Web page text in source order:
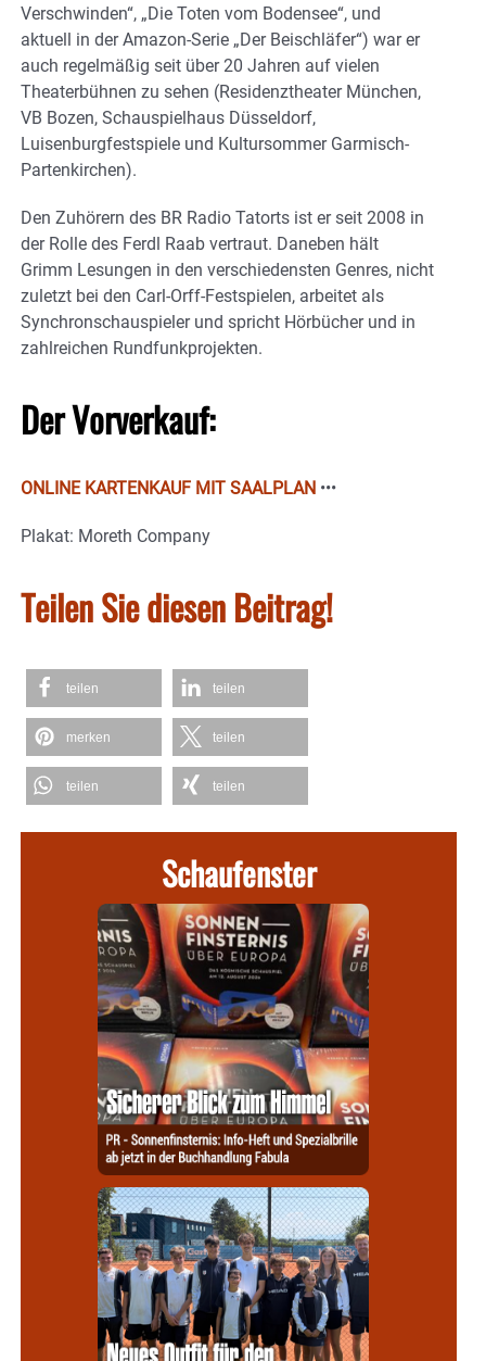
Verschwinden“, „Die Toten vom Bodensee“, und
aktuell in der Amazon-Serie „Der Beischläfer“) war er
auch regelmäßig seit über 20 Jahren auf vielen
Theaterbühnen zu sehen (Residenztheater München,
VB Bozen, Schauspielhaus Düsseldorf,
Luisenburgfestspiele und Kultursommer Garmisch-
Partenkirchen).
Den Zuhörern des BR Radio Tatorts ist er seit 2008 in
der Rolle des Ferdl Raab vertraut. Daneben hält
Grimm Lesungen in den verschiedensten Genres, nicht
zuletzt bei den Carl-Orff-Festspielen, arbeitet als
Synchronschauspieler und spricht Hörbücher und in
zahlreichen Rundfunkprojekten.
Der Vorverkauf:
ONLINE KARTENKAUF MIT SAALPLAN •••
Plakat: Moreth Company
Teilen Sie diesen Beitrag!
teilen teilen
merken teilen
teilen teilen
Schaufenster